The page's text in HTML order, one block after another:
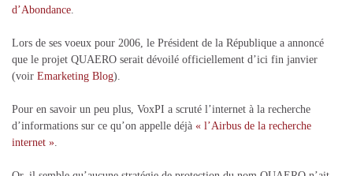
d’Abondance
Lors de ses voeux pour 2006, le Président de la République a annoncé
que le projet QUAERO serait dévoilé officiellement d’ici fin janvier
(voir Emarketing Blog).
Pour en savoir un peu plus, VoxPI a scruté l’internet à la recherche
d’informations sur ce qu’on appelle déjà « l’Airbus de la recherche
internet »